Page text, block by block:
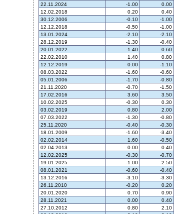
22.11.2024
-1.00 0.00
12.02.2018
0.20 0.40
30.12.2006
-0.10 -1.00
12.12.2018
-0.50 -1.00
13.01.2024
-2.10 -2.10
28.12.2019
-1.30 -0.40
20.01.2022
-1.40 -0.60
22.02.2010
1.40 0.80
12.12.2019
0.00 -1.10
08.03.2022
-1.60 -0.60
05.01.2006
-1.70 -0.80
21.11.2020
-0.70 -1.50
17.02.2016
3.60 3.50
10.02.2025
-0.30 0.30
03.02.2019
0.80 2.00
07.03.2022
-1.30 -0.80
25.11.2020
-0.40 -0.30
18.01.2009
-1.60 -3.40
02.02.2014
1.60 -0.50
02.04.2013
0.00 0.40
12.02.2025
-0.30 -0.70
19.01.2025
-1.00 -2.50
08.01.2021
-0.60 -0.40
13.12.2016
-3.10 -3.30
26.11.2010
-0.20 0.20
20.01.2020
0.70 0.90
28.11.2021
0.00 0.40
27.10.2012
0.80 2.10